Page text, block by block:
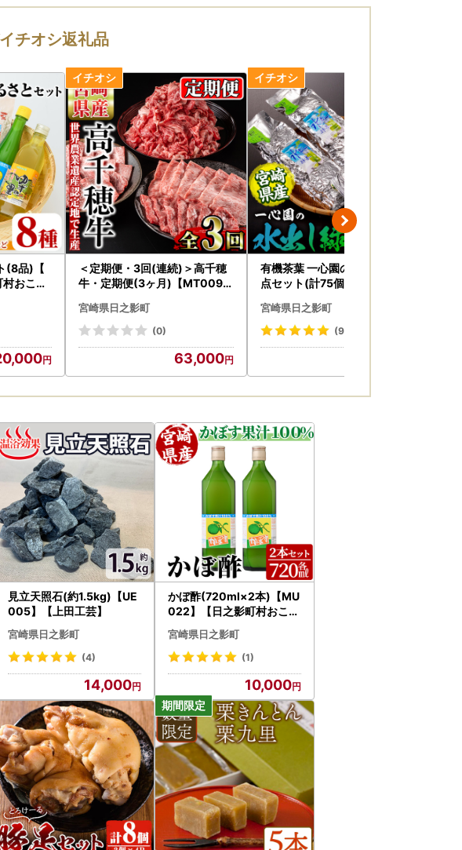
てみませんか？
り2週間後から投稿できるようになります。
チオシ返礼品
(8品)【
おこし
＜定期便・3回(連続)＞高千穂
牛・定期便(3ヶ月)【MT009】
センター】
宮崎県日之影町
(0)
63,000
有機茶葉 一心園の水出し緑茶 3
点セット(計75個・25個×3袋)
ティーバッグ 水出しオーガニ
ック 有機JAS認証【IS007】【
宮崎県日之影町
(9)
見立天照石(約1.5kg)【UE
005】【上田工芸】
宮崎県日之影町
(4)
14,000
かぼ酢(720ml×2本)【MU
022】【日之影町村おこし
総合産業(株)】
宮崎県日之影町
(1)
10,000